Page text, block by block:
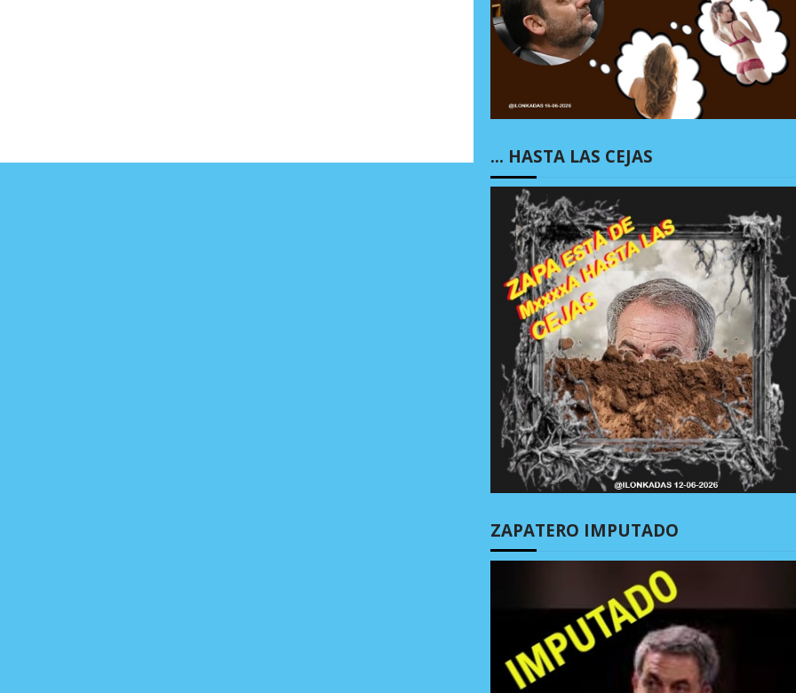
… HASTA LAS CEJAS
ZAPATERO IMPUTADO